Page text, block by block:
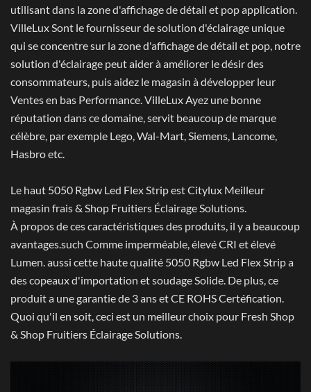
utilisant dans la zone d'affichage de détail et pop application.
VilleLux Sont le fournisseur de solution d'éclairage unique
qui se concentre sur la zone d'affichage de détail et pop, notre
solution d'éclairage peut aider à améliorer le désir des
consommateurs, puis aidez le magasin à développer leur
Ventes en bas Performance. VilleLux Ayez une bonne
réputation dans ce domaine, servit beaucoup de marque
célèbre, par exemple Lego, Wal-Mart, Siemens, Lancome,
Hasbro etc.
Le haut 5050 Rgbw Led Flex Strip est Citylux Meilleur
magasin frais & Shop Fruitiers Éclairage Solutions.
À propos de ces caractéristiques des produits, il y a beaucoup
avantages.such Comme imperméable, élevé CRI et élevé
Lumen. aussi cette haute qualité 5050 Rgbw Led Flex Strip a
des copeaux d'importation et soudage Solide. De plus, ce
produit a une garantie de 3 ans et CE ROHS Certéfication.
Quoi qu'il en soit, ceci est un meilleur choix pour Fresh Shop
& Shop Fruitiers Éclairage Solutions.